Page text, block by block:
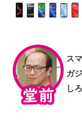
ス
ガ
し